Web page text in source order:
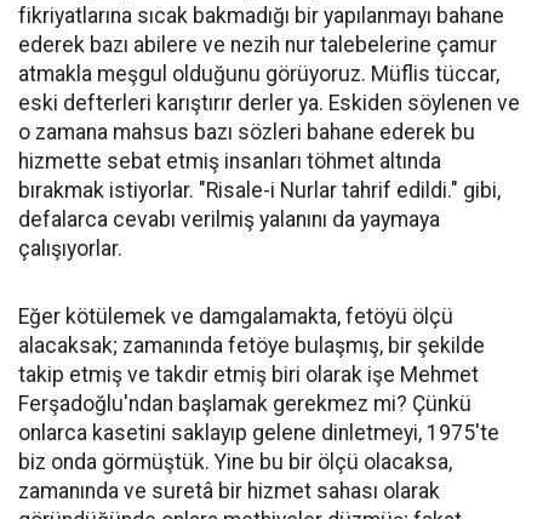
fikriyatlarına sıcak bakmadığı bir yapılanmayı bahane
ederek bazı abilere ve nezih nur talebelerine çamur
atmakla meşgul olduğunu görüyoruz. Müflis tüccar,
eski defterleri karıştırır derler ya. Eskiden söylenen ve
o zamana mahsus bazı sözleri bahane ederek bu
hizmette sebat etmiş insanları töhmet altında
bırakmak istiyorlar. "Risale-i Nurlar tahrif edildi." gibi,
defalarca cevabı verilmiş yalanını da yaymaya
çalışıyorlar.
Eğer kötülemek ve damgalamakta, fetöyü ölçü
alacaksak; zamanında fetöye bulaşmış, bir şekilde
takip etmiş ve takdir etmiş biri olarak işe Mehmet
Ferşadoğlu'ndan başlamak gerekmez mi? Çünkü
onlarca kasetini saklayıp gelene dinletmeyi, 1975'te
biz onda görmüştük. Yine bu bir ölçü olacaksa,
zamanında ve suretâ bir hizmet sahası olarak